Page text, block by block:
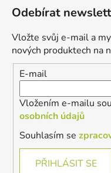
Odebírat
Vložte svůj e-mail a
nových produktech na
E-mail
Vložením e-mailu
osobních údajů
Souhlasím se
PŘIHLÁSIT SE